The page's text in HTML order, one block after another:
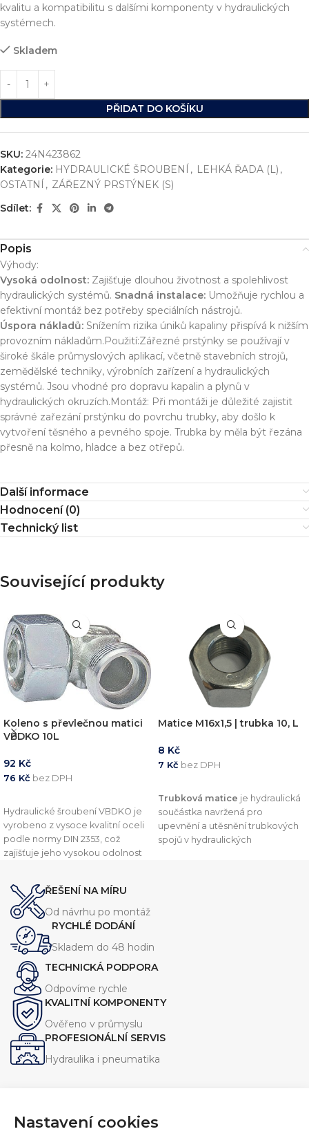
Nastavení cookies
kvalitu a kompatibilitu s dalšími komponenty v hydraulických
systémech.
Skladem
PŘIDAT DO KOŠÍKU
SKU: 24N423862
Kategorie: HYDRAULICKÉ ŠROUBENÍ , LEHKÁ ŘADA (L) ,
OSTATNÍ , ZÁŘEZNÝ PRSTÝNEK (S)
Sdílet:
Popis
Výhody:
Vysoká odolnost: Zajišťuje dlouhou životnost a spolehlivost
hydraulických systémů. Snadná instalace: Umožňuje rychlou a
efektivní montáž bez potřeby speciálních nástrojů.
Úspora nákladů: Snížením rizika úniků kapaliny přispívá k nižším
provozním nákladům.Použití:Zářezné prstýnky se používají v
široké škále průmyslových aplikací, včetně stavebních strojů,
zemědělské techniky, výrobních zařízení a hydraulických
systémů. Jsou vhodné pro dopravu kapalin a plynů v
hydraulických okruzích.Montáž: Při montáži je důležité zajistit
správné zařezání prstýnku do povrchu trubky, aby došlo k
vytvoření těsného a pevného spoje. Trubka by měla být řezána
přesně na kolmo, hladce a bez otřepů.
Další informace
Hodnocení (0)
Technický list
Související produkty
Koleno s převlečnou matici
VBDKO 10L
92 Kč
76 Kč bez DPH
Hydraulické šroubení VBDKO je
vyrobeno z vysoce kvalitní oceli
podle normy DIN 2353, což
zajišťuje jeho vysokou odolnost
navrženo pro připojení
hydraulických hadic, trubek a
potrubí a zajišťuje spolehlivé a
těsné spojení.
Matice M16x1,5 | trubka 10, L
8 Kč
7 Kč bez DPH
Trubková matice je hydraulická
součástka navržená pro
upevnění a utěsnění trubkových
spojů v hydraulických
ŘEŠENÍ NA MÍRU
Od návrhu po montáž
RYCHLÉ DODÁNÍ
Skladem do 48 hodin
TECHNICKÁ PODPORA
Odpovíme rychle
KVALITNÍ KOMPONENTY
Ověřeno v průmyslu
PROFESIONÁLNÍ SERVIS
Hydraulika i pneumatika